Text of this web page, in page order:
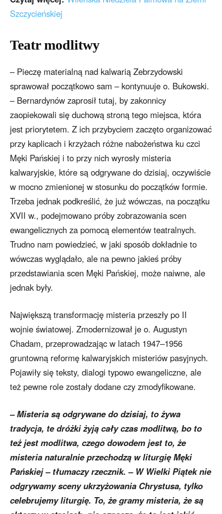
Szczycieńskiej
Teatr modlitwy
– Pieczę materialną nad kalwarią Zebrzydowski
sprawował początkowo sam – kontynuuje o. Bukowski.
– Bernardynów zaprosił tutaj, by zakonnicy
zaopiekowali się duchową stroną tego miejsca, która
jest priorytetem. Z ich przybyciem zaczęto organizować
przy kaplicach i krzyżach różne nabożeństwa ku czci
Męki Pańskiej i to przy nich wyrosły misteria
kalwaryjskie, które są odgrywane do dzisiaj, oczywiście
w mocno zmienionej w stosunku do początków formie.
Trzeba jednak podkreślić, że już wówczas, na początku
XVII w., podejmowano próby zobrazowania scen
ewangelicznych za pomocą elementów teatralnych.
Trudno nam powiedzieć, w jaki sposób dokładnie to
wówczas wyglądało, ale na pewno jakieś próby
przedstawiania scen Męki Pańskiej, może naiwne, ale
jednak były.
Największą transformację misteria przeszły po II
wojnie światowej. Zmodernizował je o. Augustyn
Chadam, przeprowadzając w latach 1947–1956
gruntowną reformę kalwaryjskich misteriów pasyjnych.
Pojawiły się teksty, dialogi typowo ewangeliczne, ale
też pewne role zostały dodane czy zmodyfikowane.
– Misteria są odgrywane do dzisiaj, to żywa
tradycja, te dróżki żyją cały czas modlitwą, bo to
też jest modlitwa, czego dowodem jest to, że
misteria naturalnie przechodzą w liturgię Męki
Pańskiej – tłumaczy rzecznik. – W Wielki Piątek nie
odgrywamy sceny ukrzyżowania Chrystusa, tylko
celebrujemy liturgię. To, że gramy misteria, że są